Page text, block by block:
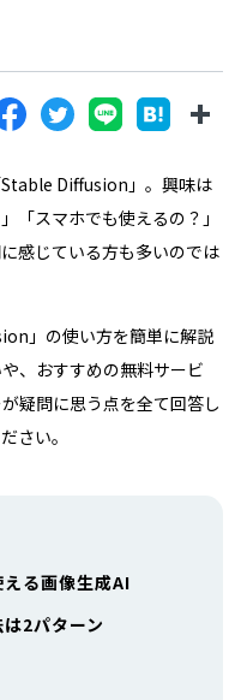
Diffusion」。興味は
「スマホでも使えるの？」
感じている方も多いのでは
」の使い方を簡単に解説
、おすすめの無料サービ
疑問に思う点を全て回答し
さい。
る画像生成AI
2パターン